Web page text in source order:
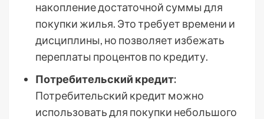
накопление достаточной суммы для
покупки жилья. Это требует времени и
дисциплины, но позволяет избежать
переплаты процентов по кредиту.
Потребительский кредит:
Потребительский кредит можно
использовать для покупки небольшого